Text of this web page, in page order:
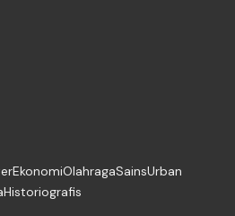
EkonomiOlahragaSainsUrban
Historiografis